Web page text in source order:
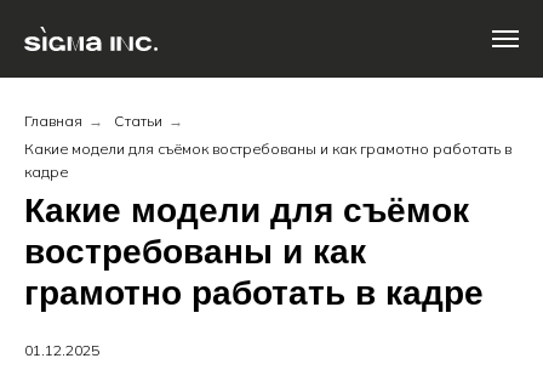
Главная → Статьи →
Какие модели для съёмок востребованы и как грамотно работать в
кадре
Какие модели для съёмок
востребованы и как
грамотно работать в кадре
01.12.2025